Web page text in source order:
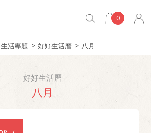
0
生活專題 好好生活曆 八月
好好生活曆
八月